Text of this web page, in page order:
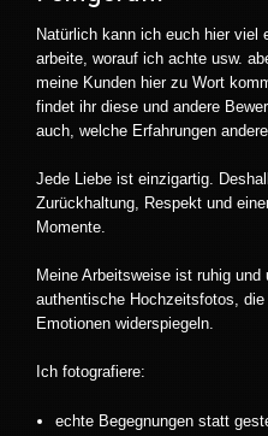
Natürlich kann ich euch hier viel
arbeite, worauf ich achte usw.
meine Kunden hier zu Wort
findet ihr diese und andere
auch, welche Erfahrungen
Jede Liebe ist einzigartig.
Zurückhaltung, Respekt und
Momente.
Meine Arbeitsweise ist ruhig
authentische Hochzeitsfotos,
Emotionen widerspiegeln.
Ich fotografiere:
echte Begegnungen statt